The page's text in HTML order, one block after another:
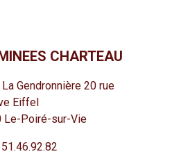
CHARTEAU
Gendronnière 20 rue
Eiffel
Le-Poiré-sur-Vie